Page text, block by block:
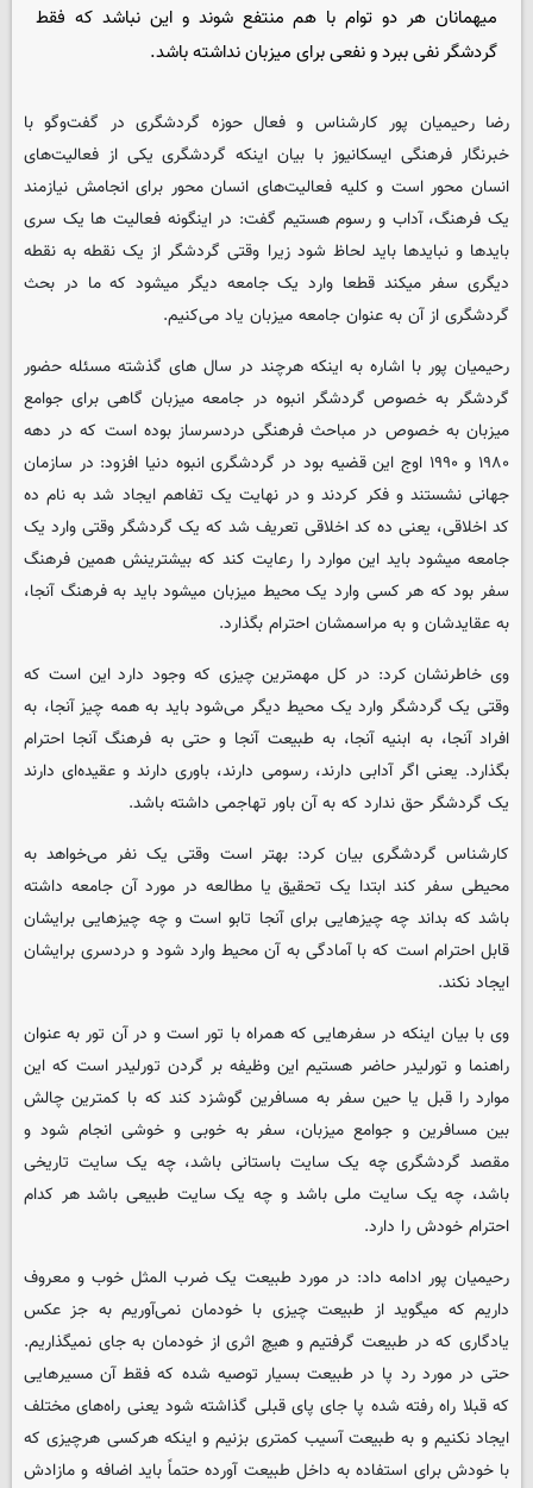
میهمانان هر دو توام با هم منتفع شوند و این نباشد که فقط
گردشگر نفی ببرد و نفعی برای میزبان نداشته باشد.
رضا رحیمیان پور کارشناس و فعال حوزه گردشگری در گفت‌وگو با
خبرنگار فرهنگی ایسکانیوزبا بیان اینکه گردشگری یکی از فعالیت‌های
انسان محور است و کلیه فعالیت‌های انسان محور برای انجامش نیازمند
یک فرهنگ، آداب و رسوم هستیم گفت: در اینگونه فعالیت ها یک سری
بایدها و نبایدها باید لحاظ شود زیرا وقتی گردشگر از یک نقطه به نقطه
دیگری سفر میکند قطعا وارد یک جامعه دیگر میشود که ما در بحث
گردشگری از آن به عنوان جامعه میزبان یاد می‌کنیم.
رحیمیان پور با اشاره به اینکه هرچند در سال های گذشته مسئله حضور
گردشگر به خصوص گردشگر انبوه در جامعه میزبان گاهی برای جوامع
میزبان به خصوص در مباحث فرهنگی دردسرساز بوده است که در دهه
۱۹۸۰ و ۱۹۹۰ اوج این قضیه بود در گردشگری انبوه دنیا افزود: در سازمان
جهانی نشستند و فکر کردند و در نهایت یک تفاهم ایجاد شد به نام ده
کد اخلاقی، یعنی ده کد اخلاقی تعریف شد که یک گردشگر وقتی وارد یک
جامعه میشود باید این موارد را رعایت کند که بیشترینش همین فرهنگ
سفر بود که هر کسی وارد یک محیط میزبان میشود باید به فرهنگ آنجا،
به عقایدشان و به مراسمشان احترام بگذارد.
وی خاطرنشان کرد: در کل مهمترین چیزی که وجود دارد این است که
وقتی یک گردشگر وارد یک محیط دیگر می‌شود باید به همه چیز آنجا، به
افراد آنجا، به ابنیه‌ آنجا، به طبیعت آنجا و حتی به فرهنگ آنجا احترام
بگذارد. یعنی اگر آدابی دارند، رسومی دارند، باوری دارند و عقیده‌ای دارند
یک گردشگر حق ندارد که به آن باور تهاجمی داشته باشد.
کارشناس گردشگری بیان کرد: بهتر است وقتی یک نفر می‌خواهد به
محیطی سفر کند ابتدا یک تحقیق یا مطالعه در مورد آن جامعه داشته
باشد که بداند چه چیزهایی برای آنجا تابو است و چه چیزهایی برایشان
قابل احترام است که با آمادگی به آن محیط وارد شود و دردسری برایشان
ایجاد نکند.
وی با بیان اینکه در سفرهایی که همراه با تور است و در آن تور به عنوان
راهنما و تورلیدر حاضر هستیم این وظیفه بر گردن تورلیدر است که این
موارد را قبل یا حین سفر به مسافرین گوشزد کند که با کمترین چالش
بین مسافرین و جوامع میزبان، سفر به خوبی و خوشی انجام شود و
مقصد گردشگری چه یک سایت باستانی باشد، چه یک سایت تاریخی
باشد، چه یک سایت ملی باشد و چه یک سایت طبیعی باشد هر کدام
احترام خودش را دارد.
رحیمیان پور ادامه داد: در مورد طبیعت یک ضرب المثل خوب و معروف
داریم که میگوید از طبیعت چیزی با خودمان نمی‌آوریم به جز عکس
یادگاری که در طبیعت گرفتیم و هیچ اثری از خودمان به جای نمیگذاریم.
حتی در مورد رد پا در طبیعت بسیار توصیه شده که فقط آن مسیرهایی
که قبلا راه رفته شده پا جای پای قبلی گذاشته شود یعنی راه‌های مختلف
ایجاد نکنیم و به طبیعت آسیب کمتری بزنیم و اینکه هرکسی هرچیزی که
با خودش برای استفاده به داخل طبیعت آورده حتماً باید اضافه و مازادش